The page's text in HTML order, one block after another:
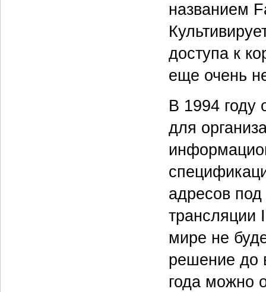
названием
доступа к
еще очень
В 1994 году
для
адресов
трансляции
мире не
решение до
года можно